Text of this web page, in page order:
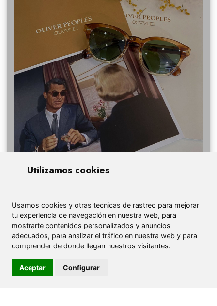
Utilizamos cookies
Usamos cookies y otras tecnicas de rastreo para mejorar
tu experiencia de navegación en nuestra web, para
mostrarte contenidos personalizados y anuncios
adecuados, para analizar el tráfico en nuestra web y para
comprender de donde llegan nuestros visitantes.
Aceptar Configurar